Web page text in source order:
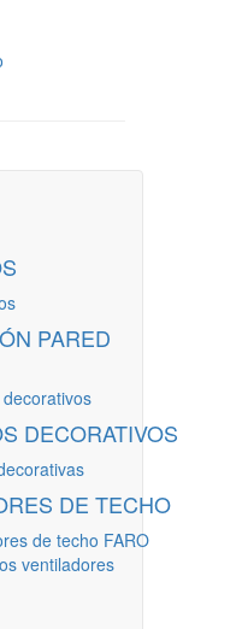
PARED
DECORATIVOS
DE TECHO
de techo FARO
ventiladores